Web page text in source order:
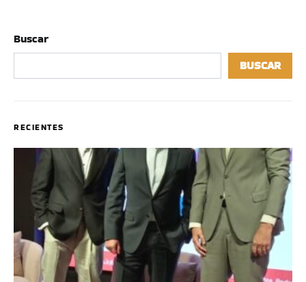
Buscar
BUSCAR
RECIENTES